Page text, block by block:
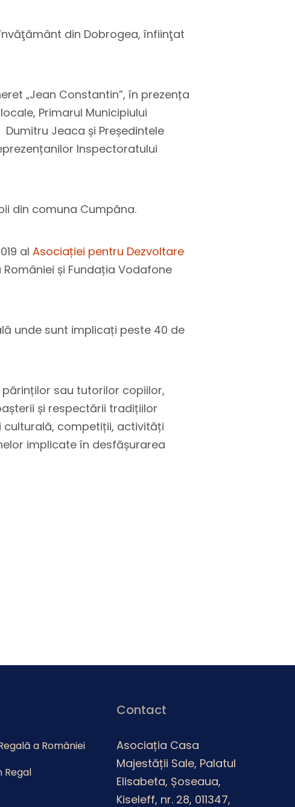
din Dobrogea, înfiinţat
„Jean Constantin”, în prezența
Primarul Municipiului
Jeaca și Președintele
Inspectoratului
din comuna Cumpăna.
al Asociației pentru Dezvoltare
și Fundația Vodafone
unde sunt implicați peste 40 de
sau tutorilor copiilor,
și respectării tradițiilor
culturală, competiții, activități
implicate în desfășurarea
a României
Regal
Contact
Asociația Casa
Majestății Sale, Palatul
Elisabeta, Șoseaua,
Kiseleff, nr. 28, 011347,